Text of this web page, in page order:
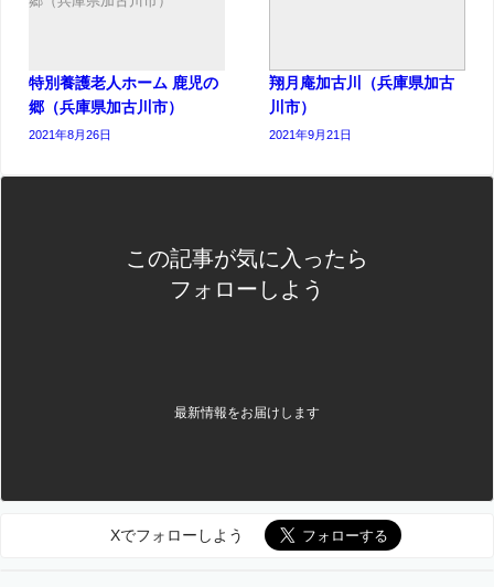
特別養護老人ホーム 鹿児の
郷（兵庫県加古川市）
2021年8月26日
翔月庵加古川（兵庫県加古
川市）
2021年9月21日
この記事が気に入ったら
フォローしよう
最新情報をお届けします
Xでフォローしよう